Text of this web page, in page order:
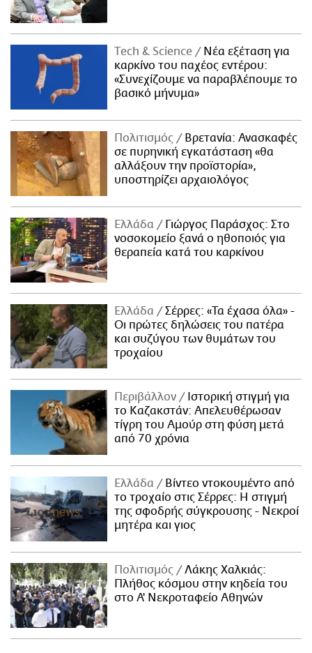
Τech & Science
Νέα εξέταση για
καρκίνο του παχέος εντέρου:
«Συνεχίζουμε να παραβλέπουμε το
βασικό μήνυμα»
Πολιτισμός
Βρετανία: Ανασκαφές
σε πυρηνική εγκατάσταση «θα
αλλάξουν την προϊστορία»,
υποστηρίζει αρχαιολόγος
Ελλάδα
Γιώργος Παράσχος: Στο
νοσοκομείο ξανά ο ηθοποιός για
θεραπεία κατά του καρκίνου
Ελλάδα
Σέρρες: «Τα έχασα όλα» -
Οι πρώτες δηλώσεις του πατέρα
και συζύγου των θυμάτων του
τροχαίου
Περιβάλλον
Ιστορική στιγμή για
το Καζακστάν: Απελευθέρωσαν
τίγρη του Αμούρ στη φύση μετά
από 70 χρόνια
Ελλάδα
Βίντεο ντοκουμέντο από
το τροχαίο στις Σέρρες: Η στιγμή
της σφοδρής σύγκρουσης - Νεκροί
μητέρα και γιος
Πολιτισμός
Λάκης Χαλκιάς:
Πλήθος κόσμου στην κηδεία του
στο Α' Νεκροταφείο Αθηνών